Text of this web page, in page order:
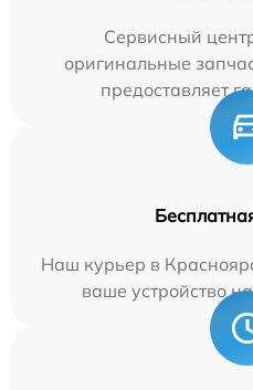
Сервисный
оригинальные
предоставляет
Наш курьер в
ваше устройство